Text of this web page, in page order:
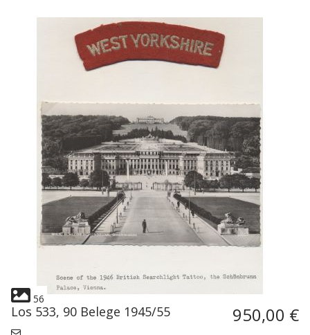
56
Los 533, 90 Belege 1945/55 950,00 €